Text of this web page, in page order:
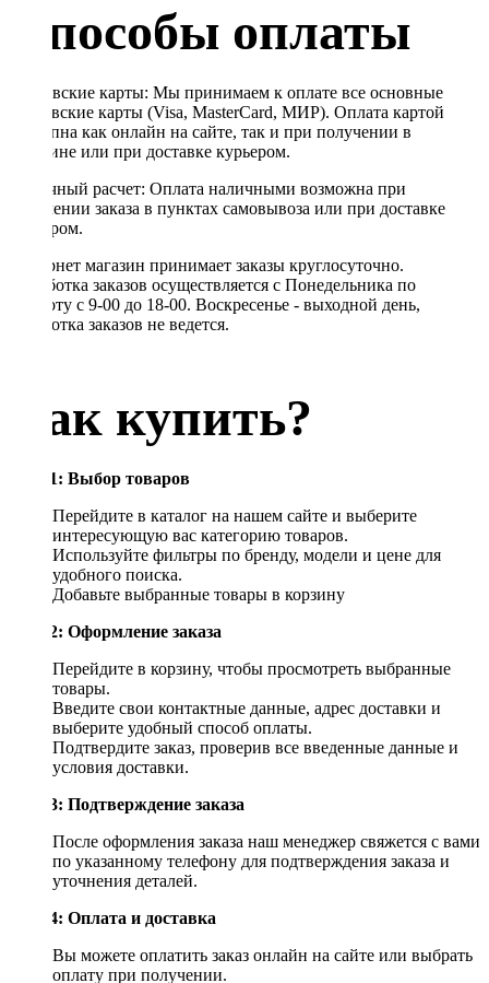
Способы оплаты
Банковские карты: Мы принимаем к оплате все основные
банковские карты (Visa, MasterCard, МИР). Оплата картой
доступна как онлайн на сайте, так и при получении в
магазине или при доставке курьером.
Наличный расчет: Оплата наличными возможна при
получении заказа в пунктах самовывоза или при доставке
курьером.
Интернет магазин принимает заказы круглосуточно.
Обработка заказов осуществляется с Понедельника по
Субботу с 9-00 до 18-00. Воскресенье - выходной день,
обработка заказов не ведется.
Как купить?
Шаг 1: Выбор товаров
Перейдите в каталог на нашем сайте и выберите
интересующую вас категорию товаров.
Используйте фильтры по бренду, модели и цене для
удобного поиска.
Добавьте выбранные товары в корзину
Шаг 2: Оформление заказа
Перейдите в корзину, чтобы просмотреть выбранные
товары.
Введите свои контактные данные, адрес доставки и
выберите удобный способ оплаты.
Подтвердите заказ, проверив все введенные данные и
условия доставки.
Шаг 3: Подтверждение заказа
После оформления заказа наш менеджер свяжется с вами
по указанному телефону для подтверждения заказа и
уточнения деталей.
Шаг 4: Оплата и доставка
Вы можете оплатить заказ онлайн на сайте или выбрать
оплату при получении.